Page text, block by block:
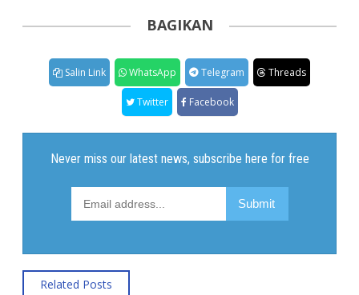
BAGIKAN
Salin Link WhatsApp Telegram Threads
Twitter Facebook
Related Posts